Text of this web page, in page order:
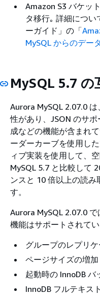
Amazon S3 バケッ
タ移行｡ 詳細につい
ーガイド」の「
MySQL からのデー
MySQL 5.7 の
Aurora MySQL 2.07.0
性があり、JSON のサ
成などの機能が含まれ
ーダーカーブを使用し
ィブ実装を使用して、
MySQL 5.7 と比較して
ンスと 10 倍以上の読み
す。
Aurora MySQL 2.07.0
機能はサポートされてい
グループのレプリ
ページサイズの増加
起動時の InnoDB バ
InnoDB フルテキス